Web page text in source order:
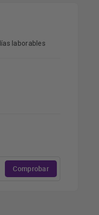
laborables
Comprobar